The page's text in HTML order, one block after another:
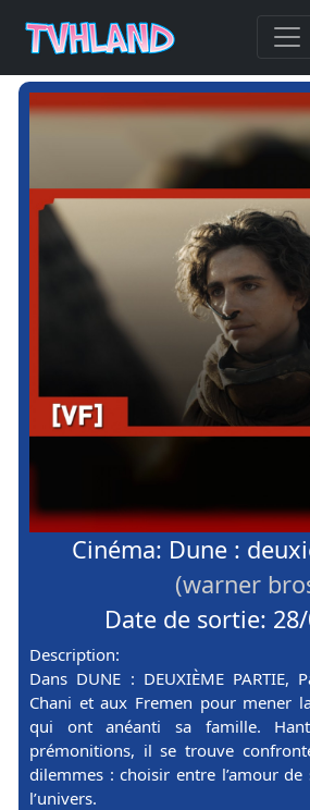
Cinéma: Dune :
(warner
Date de sortie:
Description:
Dans DUNE : DEUXIÈME PARTIE,
Chani et aux Fremen pour mener
qui ont anéanti sa famille.
prémonitions, il se trouve
dilemmes : choisir entre l’amour
l’univers.